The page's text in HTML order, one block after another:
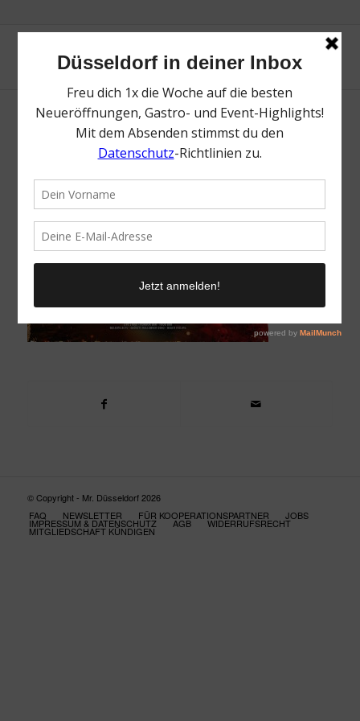
Peaches Horror Island
21. Oktober 2021 /
© Copyright - Mr. Düsseldorf 2026
FAQ
NEWSLETTER FÜR KOOPERATIONSPARTNER JOBS
IMPRESSUM & DATENSCHUTZ AGB WIDERRUFSRECHT
MITGLIEDSCHAFT KÜNDIGEN